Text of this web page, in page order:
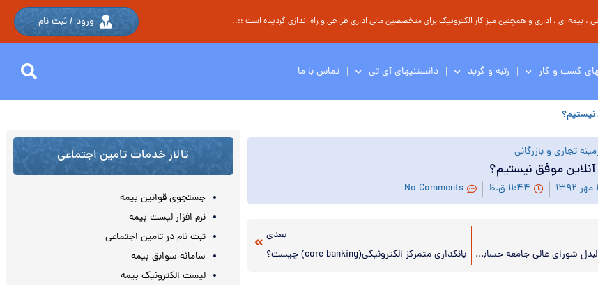
ای ، اداری و همچنین میز کار الکترونیک برای متخصصین مالی اداری طراحی و راه اندازی گردیده است ::.. ورود / ثبت نام
کسب و کار رتبه و گرید دانستنیهای آی تی تماس با ما
نیستیم؟
تجاری و بازرگانی
موفق نیستیم؟
۱۱:۴۴ ق.ظ No Comments
انتصاب اعضای علی البدل شورای عالی جامعه حسابداران رسمی
بعدی
بانکداری متمرکز الکترونیکی(core banking) چیست؟
تالار خدمات تامین اجتماعی
جستجوی قوانین بیمه
نرم افزار لیست بیمه
ثبت نام در تامین اجتماعی
سامانه سوابق بیمه
لیست الکترونیک بیمه